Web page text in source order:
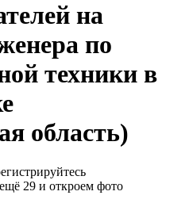
на
по
техники в
область)
29 и откроем фото